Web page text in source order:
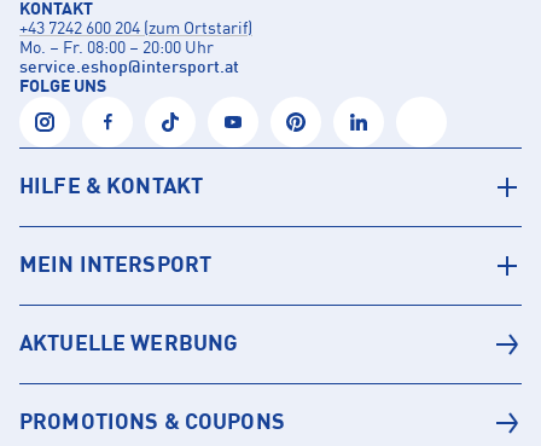
KONTAKT
+43 7242 600 204 (zum Ortstarif)
Mo. – Fr. 08:00 – 20:00 Uhr
service.eshop@intersport.at
FOLGE UNS
HILFE & KONTAKT
MEIN INTERSPORT
AKTUELLE WERBUNG
PROMOTIONS & COUPONS